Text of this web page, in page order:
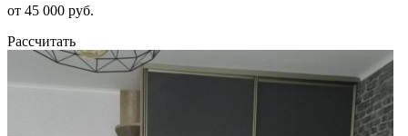
от 45 000 руб.
Рассчитать